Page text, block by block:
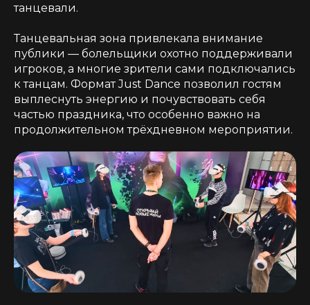
танцевали.
Танцевальная зона привлекала внимание
публики — болельщики охотно поддерживали
игроков, а многие зрители сами подключались
к танцам. ФорматJust Dance позволил гостям
выплеснуть энергию и почувствовать себя
частью праздника, что особенно важно на
продолжительном трёхдневном мероприятии.